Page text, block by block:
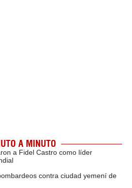
A MINUTO
a Fidel Castro como líder
contra ciudad yemení de